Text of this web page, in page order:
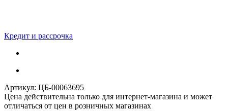
Кредит и рассрочка
Артикул: ЦБ-00063695
Цена действительна только для интернет-магазина и может
отличаться от цен в розничных магазинах